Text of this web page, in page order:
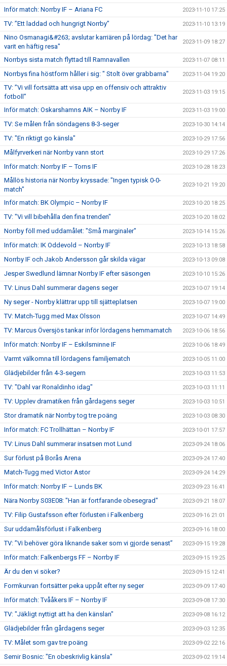
Inför match: Norrby IF – Ariana FC 2023-11-10 17:25
TV: ”Ett laddad och hungrigt Norrby” 2023-11-10 13:19
Nino Osmanagi&#263; avslutar karriären på lördag: "Det har
varit en häftig resa"
2023-11-09 18:27
Norrbys sista match flyttad till Ramnavallen 2023-11-07 08:11
Norrbys fina höstform håller i sig: " Stolt över grabbarna" 2023-11-04 19:20
TV: ”Vi vill fortsätta att visa upp en offensiv och attraktiv
fotboll”
2023-11-03 19:15
Inför match: Oskarshamns AIK – Norrby IF 2023-11-03 19:00
TV: Se målen från söndagens 8-3-seger 2023-10-30 14:14
TV: "En riktigt go känsla" 2023-10-29 17:56
Målfyrverkeri när Norrby vann stort 2023-10-29 17:26
Inför match: Norrby IF – Torns IF 2023-10-28 18:23
Mållös historia när Norrby kryssade: "Ingen typisk 0-0-
match"
2023-10-21 19:20
Inför match: BK Olympic – Norrby IF 2023-10-20 18:25
TV: "Vi vill bibehålla den fina trenden" 2023-10-20 18:02
Norrby föll med uddamålet: "Små marginaler" 2023-10-14 15:26
Inför match: IK Oddevold – Norrby IF 2023-10-13 18:58
Norrby IF och Jakob Andersson går skilda vägar 2023-10-13 09:08
Jesper Swedlund lämnar Norrby IF efter säsongen 2023-10-10 15:26
TV: Linus Dahl summerar dagens seger 2023-10-07 19:14
Ny seger - Norrby klättrar upp till sjätteplatsen 2023-10-07 19:00
TV: Match-Tugg med Max Olsson 2023-10-07 14:49
TV: Marcus Översjös tankar inför lördagens hemmamatch 2023-10-06 18:56
Inför match: Norrby IF – Eskilsminne IF 2023-10-06 18:49
Varmt välkomna till lördagens familjematch 2023-10-05 11:00
Glädjebilder från 4-3-segern 2023-10-03 11:53
TV: "Dahl var Ronaldinho idag" 2023-10-03 11:11
TV: Upplev dramatiken från gårdagens seger 2023-10-03 10:51
Stor dramatik när Norrby tog tre poäng 2023-10-03 08:30
Inför match: FC Trollhättan – Norrby IF 2023-10-01 17:57
TV: Linus Dahl summerar insatsen mot Lund 2023-09-24 18:06
Sur förlust på Borås Arena 2023-09-24 17:40
Match-Tugg med Victor Astor 2023-09-24 14:29
Inför match: Norrby IF – Lunds BK 2023-09-23 16:41
Nära Norrby S03E08: "Han är fortfarande obesegrad" 2023-09-21 18:07
TV: Filip Gustafsson efter förlusten i Falkenberg 2023-09-16 21:01
Sur uddamålsförlust i Falkenberg 2023-09-16 18:00
TV: ”Vi behöver göra liknande saker som vi gjorde senast” 2023-09-15 19:28
Inför match: Falkenbergs FF – Norrby IF 2023-09-15 19:25
Är du den vi söker? 2023-09-15 12:41
Formkurvan fortsätter peka uppåt efter ny seger 2023-09-09 17:40
Inför match: Tvååkers IF – Norrby IF 2023-09-08 17:30
TV: "Jäkligt nyttigt att ha den känslan" 2023-09-08 16:12
Glädjebilder från gårdagens seger 2023-09-03 12:35
TV: Målet som gav tre poäng 2023-09-02 22:16
Semir Bosnic: "En obeskrivlig känsla" 2023-09-02 19:14